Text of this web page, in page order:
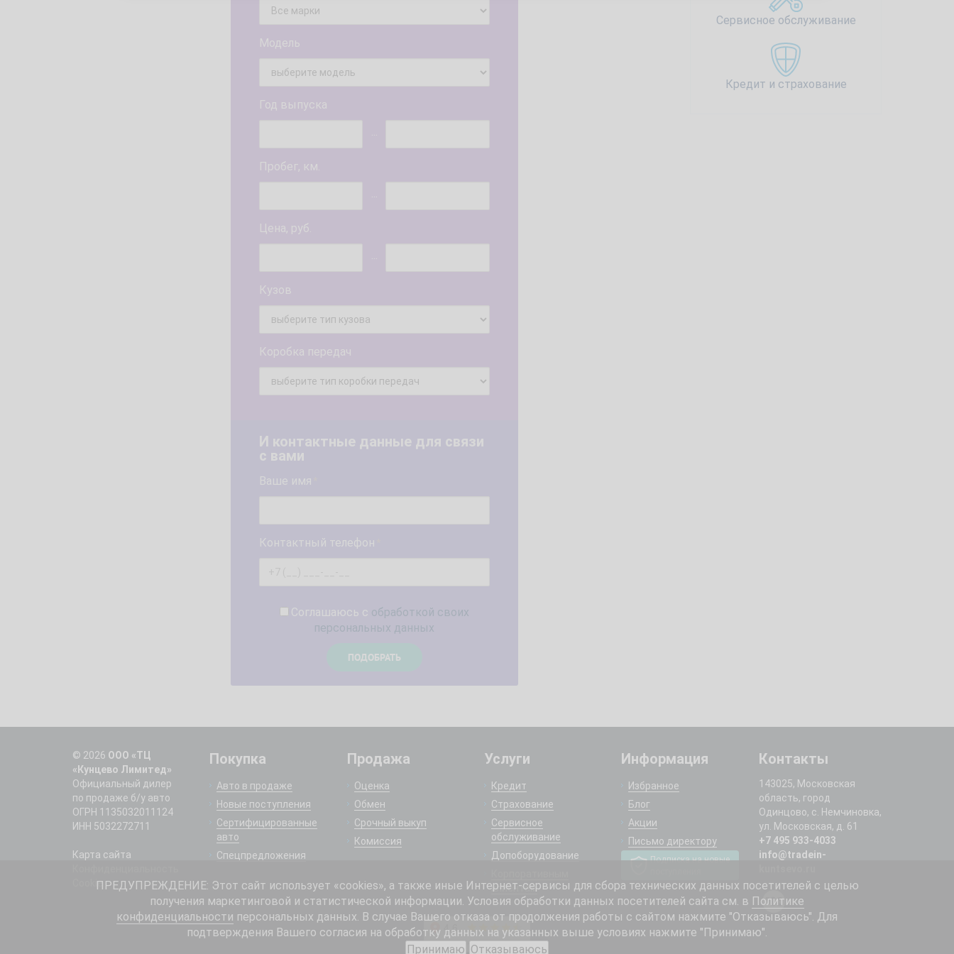
Сервисное обслуживание
Кредит и страхование
Модель
Год выпуска
...
Пробег, км.
...
Цена, руб.
...
Кузов
Коробка передач
И контактные данные для связи
с вами
Ваше имя
Контактный телефон
Соглашаюсь с обработкой своих
персональных данных
© 2026 ООО «ТЦ
«Кунцево Лимитед»
Официальный дилер
по продаже б/у авто
ОГРН 1135032011124
ИНН 5032272711
Карта сайта
Cookie
Покупка
Авто в продаже
Новые поступления
Сертифицированные
авто
Спецпредложения
Продажа
Оценка
Обмен
Срочный выкуп
Комиссия
Услуги
Кредит
Страхование
Сервисное
обслуживание
Допоборудование
клиентам
Информация
Избранное
Блог
Акции
Письмо директору
Подписка на новые
Контакты
143025, Московская
область, город
Одинцово, с. Немчиновка,
ул. Московская, д. 61
+7 495 933-4033
info@tradein-
ПРЕДУПРЕЖДЕНИЕ: Этот сайт использует «cookies», а также иные Интернет-сервисы для сбора технических данных посетителей с целью
получения маркетинговой и статистической информации. Условия обработки данных посетителей сайта см. в Политике
конфиденциальности персональных данных. В случае Вашего отказа от продолжения работы с сайтом нажмите "Отказываюсь". Для
подтверждения Вашего согласия на обработку данных на указанных выше условиях нажмите "Принимаю".
Принимаю Отказываюсь